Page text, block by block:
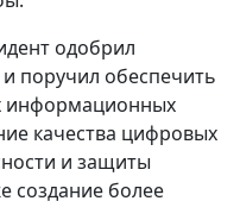
одобрил
поручил обеспечить
информационных
качества цифровых
и защиты
создание более